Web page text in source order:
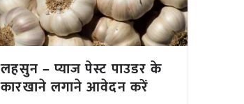
लहसुन – प्याज पेस्ट पाउडर के
कारखाने लगाने आवेदन करें